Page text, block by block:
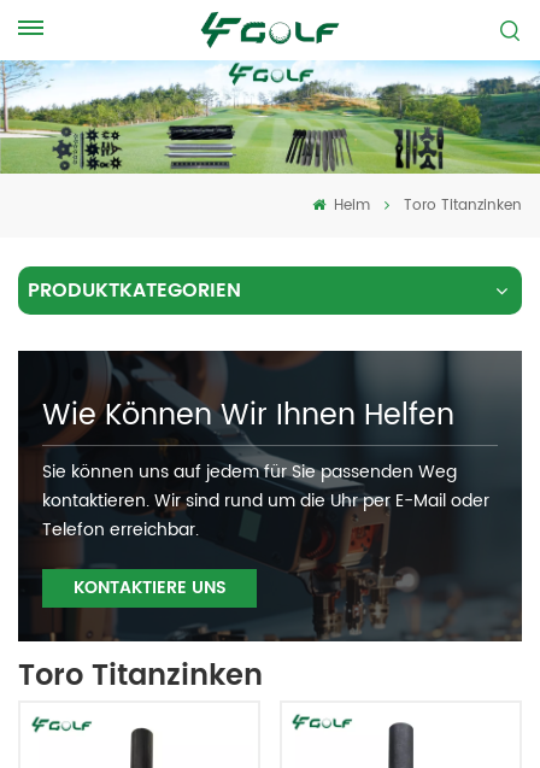
Heim Toro Titanzinken
PRODUKTKATEGORIEN
Wie Können Wir Ihnen Helfen
Sie können uns auf jedem für Sie passenden Weg
kontaktieren. Wir sind rund um die Uhr per E-Mail oder
Telefon erreichbar.
KONTAKTIERE UNS
Toro Titanzinken